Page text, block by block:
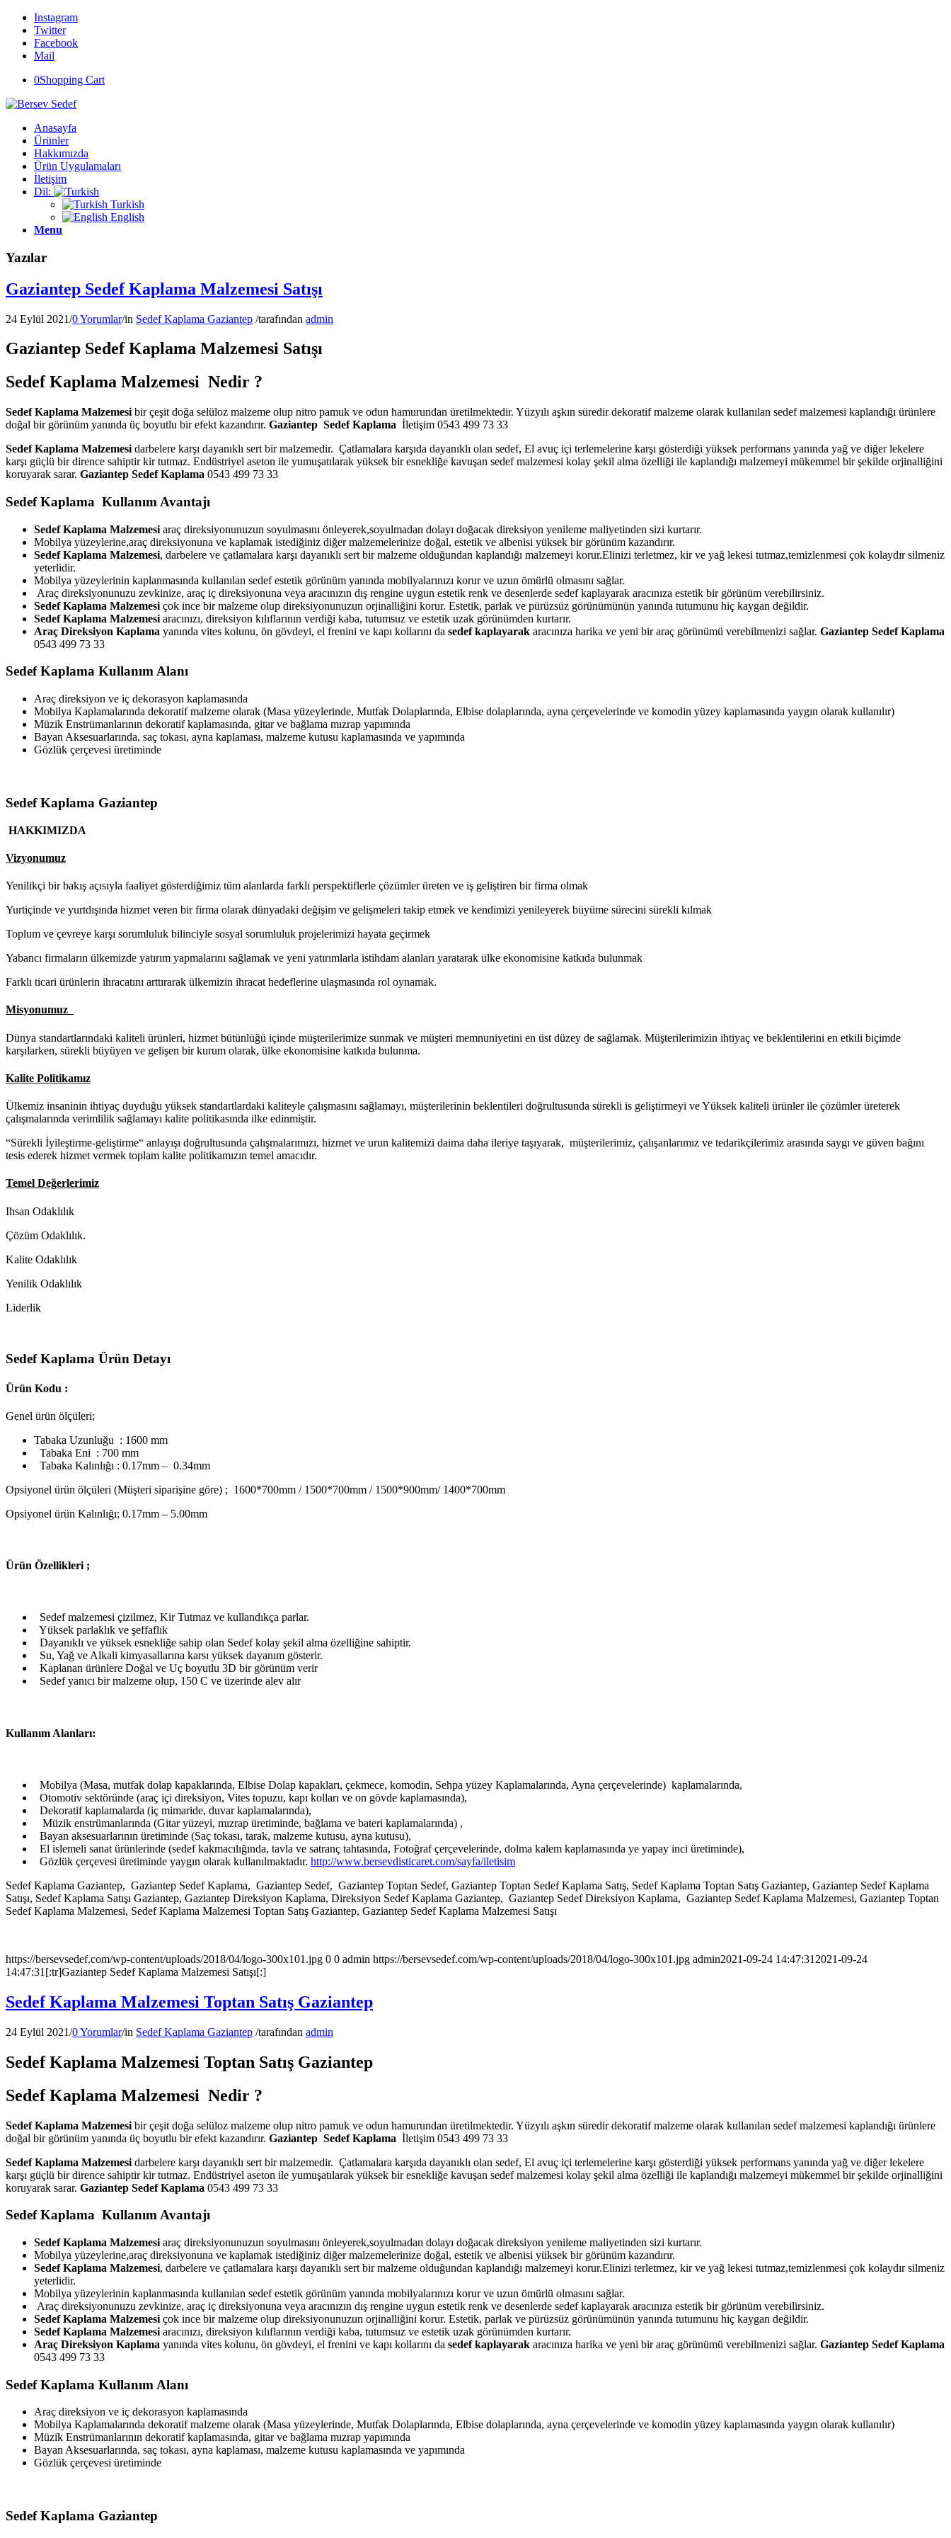
Instagram
Twitter
Facebook
Mail
0Shopping Cart
Anasayfa
Ürünler
Hakkımızda
Ürün Uygulamaları
İletişim
Dil:
Turkish
English
Menu
Yazılar
Gaziantep Sedef Kaplama Malzemesi Satışı
24 Eylül 2021/0 Yorumlar/in Sedef Kaplama Gaziantep /tarafından admin
Gaziantep Sedef Kaplama Malzemesi Satışı
Sedef Kaplama Malzemesi Nedir ?
Sedef Kaplama Malzemesi bir çeşit doğa selüloz malzeme olup nitro pamuk ve odun hamurundan üretilmektedir. Yüzyılı aşkın süredir dekoratif malzeme olarak kullanılan sedef malzemesi kaplandığı ürünlere
doğal bir görünüm yanında üç boyutlu bir efekt kazandırır. Gaziantep Sedef Kaplama İletişim 0543 499 73 33
Sedef Kaplama Malzemesi darbelere karşı dayanıklı sert bir malzemedir. Çatlamalara karşıda dayanıklı olan sedef, El avuç içi terlemelerine karşı gösterdiği yüksek performans yanında yağ ve diğer lekelere
karşı güçlü bir dirence sahiptir kir tutmaz. Endüstriyel aseton ile yumuşatılarak yüksek bir esnekliğe kavuşan sedef malzemesi kolay şekil alma özelliği ile kaplandığı malzemeyi mükemmel bir şekilde orjinalliğini
koruyarak sarar. Gaziantep Sedef Kaplama 0543 499 73 33
Sedef Kaplama Kullanım Avantajı
Sedef Kaplama Malzemesi araç direksiyonunuzun soyulmasını önleyerek,soyulmadan dolayı doğacak direksiyon yenileme maliyetinden sizi kurtarır.
Mobilya yüzeylerine,araç direksiyonuna ve kaplamak istediğiniz diğer malzemelerinize doğal, estetik ve albenisi yüksek bir görünüm kazandırır.
Sedef Kaplama Malzemesi, darbelere ve çatlamalara karşı dayanıklı sert bir malzeme olduğundan kaplandığı malzemeyi korur.Elinizi terletmez, kir ve yağ lekesi tutmaz,temizlenmesi çok kolaydır silmeniz
yeterlidir.
Mobilya yüzeylerinin kaplanmasında kullanılan sedef estetik görünüm yanında mobilyalarınızı korur ve uzun ömürlü olmasını sağlar.
Araç direksiyonunuzu zevkinize, araç iç direksiyonuna veya aracınızın dış rengine uygun estetik renk ve desenlerde sedef kaplayarak aracınıza estetik bir görünüm verebilirsiniz.
Sedef Kaplama Malzemesi çok ince bir malzeme olup direksiyonunuzun orjinalliğini korur. Estetik, parlak ve pürüzsüz görünümünün yanında tutumunu hiç kaygan değildir.
Sedef Kaplama Malzemesi aracınızı, direksiyon kılıflarının verdiği kaba, tutumsuz ve estetik uzak görünümden kurtarır.
Araç Direksiyon Kaplama yanında vites kolunu, ön gövdeyi, el frenini ve kapı kollarını da sedef kaplayarak aracınıza harika ve yeni bir araç görünümü verebilmenizi sağlar. Gaziantep Sedef Kaplama
0543 499 73 33
Sedef Kaplama Kullanım Alanı
Araç direksiyon ve iç dekorasyon kaplamasında
Mobilya Kaplamalarında dekoratif malzeme olarak (Masa yüzeylerinde, Mutfak Dolaplarında, Elbise dolaplarında, ayna çerçevelerinde ve komodin yüzey kaplamasında yaygın olarak kullanılır)
Müzik Enstrümanlarının dekoratif kaplamasında, gitar ve bağlama mızrap yapımında
Bayan Aksesuarlarında, saç tokası, ayna kaplaması, malzeme kutusu kaplamasında ve yapımında
Gözlük çerçevesi üretiminde
Sedef Kaplama Gaziantep
HAKKIMIZDA
Vizyonumuz
Yenilikçi bir bakış açısıyla faaliyet gösterdiğimiz tüm alanlarda farklı perspektiflerle çözümler üreten ve iş geliştiren bir firma olmak
Yurtiçinde ve yurtdışında hizmet veren bir firma olarak dünyadaki değişim ve gelişmeleri takip etmek ve kendimizi yenileyerek büyüme sürecini sürekli kılmak
Toplum ve çevreye karşı sorumluluk bilinciyle sosyal sorumluluk projelerimizi hayata geçirmek
Yabancı firmaların ülkemizde yatırım yapmalarını sağlamak ve yeni yatırımlarla istihdam alanları yaratarak ülke ekonomisine katkıda bulunmak
Farklı ticari ürünlerin ihracatını arttırarak ülkemizin ihracat hedeflerine ulaşmasında rol oynamak.
Misyonumuz
Dünya standartlarındaki kaliteli ürünleri, hizmet bütünlüğü içinde müşterilerimize sunmak ve müşteri memnuniyetini en üst düzey de sağlamak. Müşterilerimizin ihtiyaç ve beklentilerini en etkili biçimde
karşılarken, sürekli büyüyen ve gelişen bir kurum olarak, ülke ekonomisine katkıda bulunma.
Kalite Politikamız
Ülkemiz insaninin ihtiyaç duyduğu yüksek standartlardaki kaliteyle çalışmasını sağlamayı, müşterilerinin beklentileri doğrultusunda sürekli is geliştirmeyi ve Yüksek kaliteli ürünler ile çözümler üreterek
çalışmalarında verimlilik sağlamayı kalite politikasında ilke edinmiştir.
“Sürekli İyileştirme-geliştirme“ anlayışı doğrultusunda çalışmalarımızı, hizmet ve urun kalitemizi daima daha ileriye taşıyarak, müşterilerimiz, çalışanlarımız ve tedarikçilerimiz arasında saygı ve güven bağını
tesis ederek hizmet vermek toplam kalite politikamızın temel amacıdır.
Temel Değerlerimiz
Ihsan Odaklılık
Çözüm Odaklılık.
Kalite Odaklılık
Yenilik Odaklılık
Liderlik
Sedef Kaplama Ürün Detayı
Ürün Kodu :
Genel ürün ölçüleri;
Tabaka Uzunluğu : 1600 mm
Tabaka Eni : 700 mm
Tabaka Kalınlığı : 0.17mm – 0.34mm
Opsiyonel ürün ölçüleri (Müşteri siparişine göre) ; 1600*700mm / 1500*700mm / 1500*900mm/ 1400*700mm
Opsiyonel ürün Kalınlığı; 0.17mm – 5.00mm
Ürün Özellikleri ;
Sedef malzemesi çizilmez, Kir Tutmaz ve kullandıkça parlar.
Yüksek parlaklık ve şeffaflık
Dayanıklı ve yüksek esnekliğe sahip olan Sedef kolay şekil alma özelliğine sahiptir.
Su, Yağ ve Alkali kimyasallarına karsı yüksek dayanım gösterir.
Kaplanan ürünlere Doğal ve Uç boyutlu 3D bir görünüm verir
Sedef yanıcı bir malzeme olup, 150 C ve üzerinde alev alır
Kullanım Alanları:
Mobilya (Masa, mutfak dolap kapaklarında, Elbise Dolap kapakları, çekmece, komodin, Sehpa yüzey Kaplamalarında, Ayna çerçevelerinde) kaplamalarında,
Otomotiv sektöründe (araç içi direksiyon, Vites topuzu, kapı kolları ve on gövde kaplamasında),
Dekoratif kaplamalarda (iç mimaride, duvar kaplamalarında),
Müzik enstrümanlarında (Gitar yüzeyi, mızrap üretiminde, bağlama ve bateri kaplamalarında) ,
Bayan aksesuarlarının üretiminde (Saç tokası, tarak, malzeme kutusu, ayna kutusu),
El islemeli sanat ürünlerinde (sedef kakmacılığında, tavla ve satranç tahtasında, Fotoğraf çerçevelerinde, dolma kalem kaplamasında ye yapay inci üretiminde),
Gözlük çerçevesi üretiminde yaygın olarak kullanılmaktadır. http://www.bersevdisticaret.com/sayfa/iletisim
Sedef Kaplama Gaziantep, Gaziantep Sedef Kaplama, Gaziantep Sedef, Gaziantep Toptan Sedef, Gaziantep Toptan Sedef Kaplama Satış, Sedef Kaplama Toptan Satış Gaziantep, Gaziantep Sedef Kaplama
Satışı, Sedef Kaplama Satışı Gaziantep, Gaziantep Direksiyon Kaplama, Direksiyon Sedef Kaplama Gaziantep, Gaziantep Sedef Direksiyon Kaplama, Gaziantep Sedef Kaplama Malzemesi, Gaziantep Toptan
Sedef Kaplama Malzemesi, Sedef Kaplama Malzemesi Toptan Satış Gaziantep, Gaziantep Sedef Kaplama Malzemesi Satışı
https://bersevsedef.com/wp-content/uploads/2018/04/logo-300x101.jpg 0 0 admin https://bersevsedef.com/wp-content/uploads/2018/04/logo-300x101.jpg admin2021-09-24 14:47:31 2021-09-24
14:47:31 [:tr]Gaziantep Sedef Kaplama Malzemesi Satışı[:]
Sedef Kaplama Malzemesi Toptan Satış Gaziantep
24 Eylül 2021/0 Yorumlar/in Sedef Kaplama Gaziantep /tarafından admin
Sedef Kaplama Malzemesi Toptan Satış Gaziantep
Sedef Kaplama Malzemesi Nedir ?
Sedef Kaplama Malzemesi bir çeşit doğa selüloz malzeme olup nitro pamuk ve odun hamurundan üretilmektedir. Yüzyılı aşkın süredir dekoratif malzeme olarak kullanılan sedef malzemesi kaplandığı ürünlere
doğal bir görünüm yanında üç boyutlu bir efekt kazandırır. Gaziantep Sedef Kaplama İletişim 0543 499 73 33
Sedef Kaplama Malzemesi darbelere karşı dayanıklı sert bir malzemedir. Çatlamalara karşıda dayanıklı olan sedef, El avuç içi terlemelerine karşı gösterdiği yüksek performans yanında yağ ve diğer lekelere
karşı güçlü bir dirence sahiptir kir tutmaz. Endüstriyel aseton ile yumuşatılarak yüksek bir esnekliğe kavuşan sedef malzemesi kolay şekil alma özelliği ile kaplandığı malzemeyi mükemmel bir şekilde orjinalliğini
koruyarak sarar. Gaziantep Sedef Kaplama 0543 499 73 33
Sedef Kaplama Kullanım Avantajı
Sedef Kaplama Malzemesi araç direksiyonunuzun soyulmasını önleyerek,soyulmadan dolayı doğacak direksiyon yenileme maliyetinden sizi kurtarır.
Mobilya yüzeylerine,araç direksiyonuna ve kaplamak istediğiniz diğer malzemelerinize doğal, estetik ve albenisi yüksek bir görünüm kazandırır.
Sedef Kaplama Malzemesi, darbelere ve çatlamalara karşı dayanıklı sert bir malzeme olduğundan kaplandığı malzemeyi korur.Elinizi terletmez, kir ve yağ lekesi tutmaz,temizlenmesi çok kolaydır silmeniz
yeterlidir.
Mobilya yüzeylerinin kaplanmasında kullanılan sedef estetik görünüm yanında mobilyalarınızı korur ve uzun ömürlü olmasını sağlar.
Araç direksiyonunuzu zevkinize, araç iç direksiyonuna veya aracınızın dış rengine uygun estetik renk ve desenlerde sedef kaplayarak aracınıza estetik bir görünüm verebilirsiniz.
Sedef Kaplama Malzemesi çok ince bir malzeme olup direksiyonunuzun orjinalliğini korur. Estetik, parlak ve pürüzsüz görünümünün yanında tutumunu hiç kaygan değildir.
Sedef Kaplama Malzemesi aracınızı, direksiyon kılıflarının verdiği kaba, tutumsuz ve estetik uzak görünümden kurtarır.
Araç Direksiyon Kaplama yanında vites kolunu, ön gövdeyi, el frenini ve kapı kollarını da sedef kaplayarak aracınıza harika ve yeni bir araç görünümü verebilmenizi sağlar. Gaziantep Sedef Kaplama
0543 499 73 33
Sedef Kaplama Kullanım Alanı
Araç direksiyon ve iç dekorasyon kaplamasında
Mobilya Kaplamalarında dekoratif malzeme olarak (Masa yüzeylerinde, Mutfak Dolaplarında, Elbise dolaplarında, ayna çerçevelerinde ve komodin yüzey kaplamasında yaygın olarak kullanılır)
Müzik Enstrümanlarının dekoratif kaplamasında, gitar ve bağlama mızrap yapımında
Bayan Aksesuarlarında, saç tokası, ayna kaplaması, malzeme kutusu kaplamasında ve yapımında
Gözlük çerçevesi üretiminde
Sedef Kaplama Gaziantep